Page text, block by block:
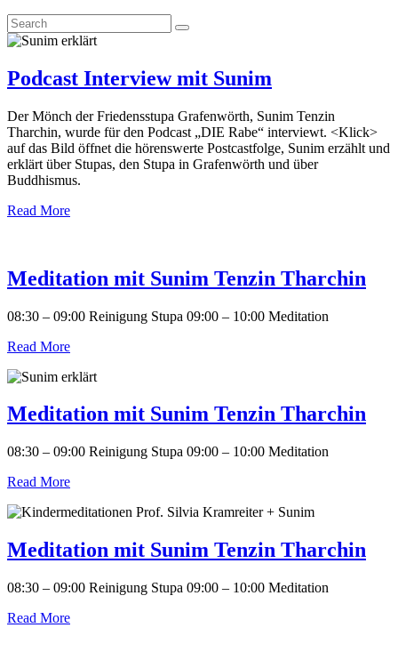
Podcast Interview mit Sunim
Der Mönch der Friedensstupa Grafenwörth, Sunim Tenzin
Tharchin, wurde für den Podcast „DIE Rabe“ interviewt. <Klick>
auf das Bild öffnet die hörenswerte Postcastfolge, Sunim erzählt und
erklärt über Stupas, den Stupa in Grafenwörth und über
Buddhismus.
Read More
Meditation mit Sunim Tenzin Tharchin
08:30 – 09:00 Reinigung Stupa 09:00 – 10:00 Meditation
Read More
Meditation mit Sunim Tenzin Tharchin
08:30 – 09:00 Reinigung Stupa 09:00 – 10:00 Meditation
Read More
Meditation mit Sunim Tenzin Tharchin
08:30 – 09:00 Reinigung Stupa 09:00 – 10:00 Meditation
Read More